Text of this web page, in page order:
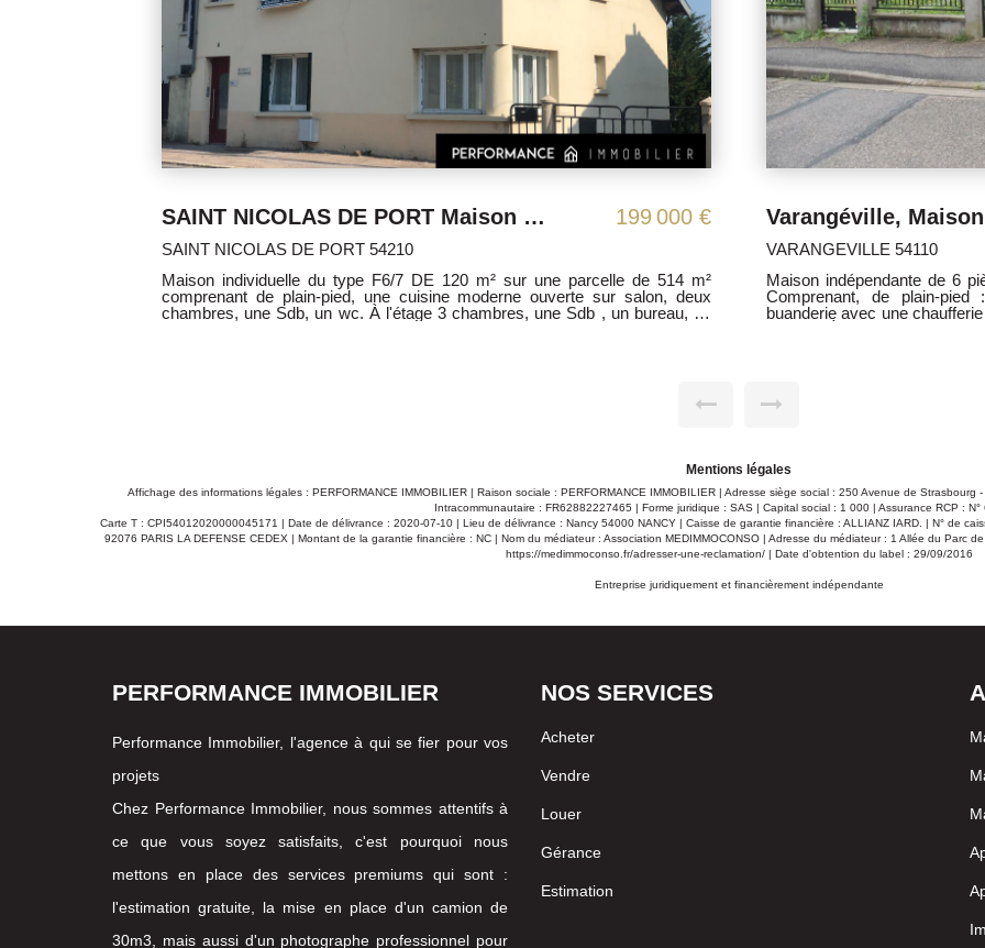
Varangéville, Maison Indép, 6 Pièces 120m² .,sur une parcelle de 371m² 140 000 €
VARANGEVILLE 54110
Maison indépendante de 6 pièces de 120 m², sur une parcelle de 371 m².
Comprenant, de plain-pied : une entrée, une cuisine aménagée, une
buanderie avec une chaufferie et une salle d'eau, un toilette, une véranda, un
SAINT NICOLAS DE PORT
Maison individuelle du type
comprenant de plain-pied,
chambres, une Sdb, un wc.
Mentions légales
Affichage des informations légales : PERFORMANCE IMMOBILIER | Raison sociale : PERFORMANCE IMMOBILIER | Adresse siège social : 250 Avenue de
Intracommunautaire : FR62882227465 | Forme juridique : SAS | Capital social : 1 000 | Assurance RCP :
Carte T : CPI54012020000045171 | Date de délivrance : 2020-07-10 | Lieu de délivrance : Nancy 54000 NANCY | Caisse de garantie financière : ALLIANZ IARD. | N° de
92076 PARIS LA DEFENSE CEDEX | Montant de la garantie financière : NC | Nom du médiateur : Association MEDIMMOCONSO | Adresse du médiateur : 1 Allée du Parc
https://medimmoconso.fr/adresser-une-reclamation/| Date d'obtention du label : 29/09/2016
Entreprise juridiquement et financièrement indépendante
PERFORMANCE IMMOBILIER
Performance Immobilier, l'agence à qui se fier pour vos
projets
Chez Performance Immobilier, nous sommes attentifs à
ce que vous soyez satisfaits, c'est pourquoi nous
mettons en place des services premiums qui sont :
l'estimation gratuite, la mise en place d'un camion de
30m3, mais aussi d'un photographe professionnel pour
NOS SERVICES
Acheter
Vendre
Louer
Gérance
Estimation